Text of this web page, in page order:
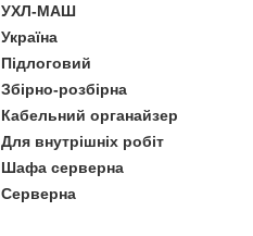
УХЛ-МАШ
Україна
Підлоговий
Збірно-розбірна
Кабельний органайзер
Для внутрішніх робіт
Шафа серверна
Серверна